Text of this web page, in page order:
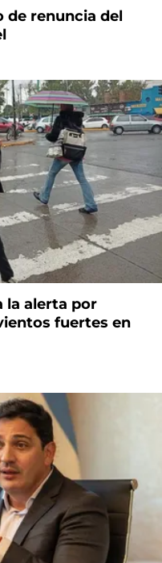
de renuncia del
la alerta por
fuertes en